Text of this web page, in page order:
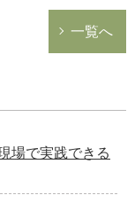
一覧へ
場で実践できる